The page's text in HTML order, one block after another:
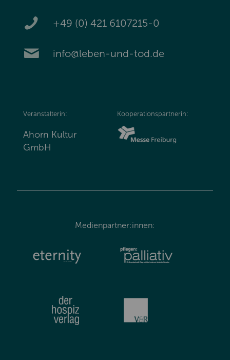
+49 (0) 421 6107215-0
info@leben-und-tod.de
Veranstalterin:
Ahorn Kultur
GmbH
Kooperationspartnerin:
Medienpartner:innen: